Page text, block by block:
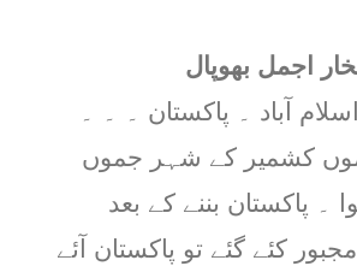
آباد ۔ پاکستان ۔ ۔ ۔
کشمیر کے شہر جموں
۔ پاکستان بننے کے بعد
کئے گئے تو پاکستان آئے